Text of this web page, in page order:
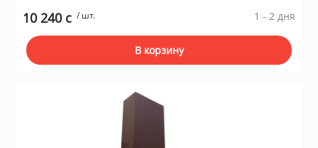
10 240 c / шт. 1 - 2 дня
В корзину